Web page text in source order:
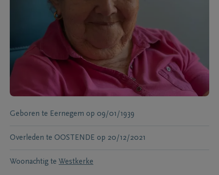
Geboren te Eernegem op 09/01/1939
Overleden te OOSTENDE op 20/12/2021
Woonachtig te Westkerke